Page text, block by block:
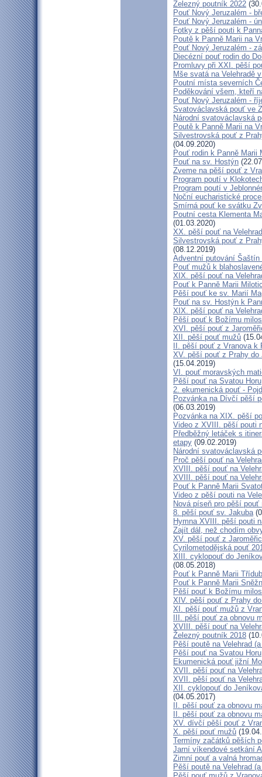
Železný poutník 2022
Pouť Nový Jeruzalém -
Pouť Nový Jeruzalém -
Fotky z pěší pouti k
Poutě k Panně Marii na
Pouť Nový Jeruzalém -
Diecézní pouť rodin do
Promluvy při XXI. pěší
Mše svatá na Velehradě
Poutní místa severních
Poděkování všem, kteří
Pouť Nový Jeruzalém -
Svatováclavská pouť ve
Národní svatováclavská
Poutě k Panně Marii na
Silvestrovská pouť z
(04.09.2020)
Pouť rodin k Panně Marii
Pouť na sv. Hostýn
Zveme na pěší pouť z
Program poutí v
Program poutí v
Noční eucharistické
Smírná pouť ke svátku
Poutní cesta Klementa
(01.03.2020)
XX. pěší pouť na
Silvestrovská pouť z
(08.12.2019)
Adventní putování Šaštín
Pouť mužů k
XIX. pěší pouť na
Pouť k Panně Marii
Pěší pouť ke sv. Marií
Pouť na sv. Hostýn k
XIX. pěší pouť na
Pěší pouť k Božímu
XVI. pěší pouť z
XII. pěší pouť mužů
II. pěší pouť z Vranova k
XV. pěší pouť z Prahy
(15.04.2019)
VI. pouť moravských
Pěší pouť na Svatou Horu
2. ekumenická pouť -
Pozvánka na Dívčí pěší
(06.03.2019)
Pozvánka na XIX. pěší
Video z XVIII. pěší pouti
Předběžný letáček s
etapy (09.02.2019)
Národní svatováclavská
Proč pěší pouť na
XVIII. pěší pouť na
XVIII. pěší pouť na
Pouť k Panně Marii
Video z pěší pouti na
Nová píseň pro pěší
8. pěší pouť sv. Jakuba
Hymna XVIII. pěší pouti
Zajít dál, než chodím
XV. pěší pouť z
Cyrilometodějská pouť
XIII. cyklopouť do
(08.05.2018)
Pouť k Panně Marii
Pouť k Panně Marii
Pěší pouť k Božímu
XIV. pěší pouť z Prahy
XI. pěší pouť mužů z
III. pěší pouť za obnovu
XVIII. pěší pouť na
Železný poutník 2018
Pěší poutě na Velehrad
Pěší pouť na Svatou Horu
Ekumenická pouť jižní
XVII. pěší pouť na
XVII. pěší pouť na
XII. cyklopouť do
(04.05.2017)
II. pěší pouť za obnovu
II. pěší pouť za obnovu
XV. dívčí pěší pouť z
X. pěší pouť mužů
Termíny začátků pěších
Jarní víkendové setkání
Zimní pouť a valná
Pěší poutě na Velehrad